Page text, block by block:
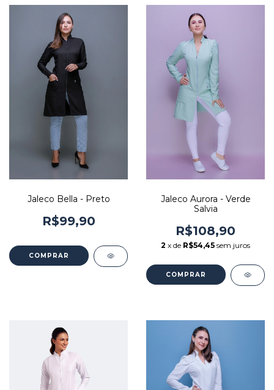
Jaleco Bella - Preto
R$99,90
COMPRAR
Jaleco Aurora - Verde
Salvia
R$108,90
2 x de R$54,45 sem juros
COMPRAR